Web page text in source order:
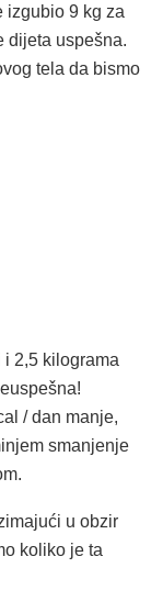
izgubio 9 kg za
dijeta uspešna.
tela da bismo
i 2,5 kilograma
/ dan manje,
smanjenje
u obzir
koliko je ta